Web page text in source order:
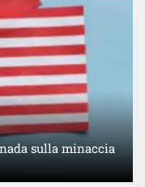
sulla minaccia